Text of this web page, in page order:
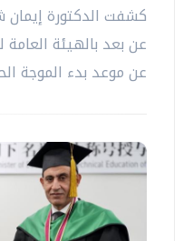
كشفت الدكتورة إيمان
عن بعد بالهيئة العامة
عن موعد بدء الموجة